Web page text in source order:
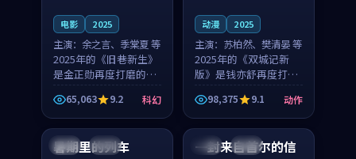
电影 2025
主演： 余之言、季棠夏 等
2025年的《旧巷新生》
是金正勋再度打磨的科
幻佳作。英国的取景与
雨夜物语的氛围相互成
就，余之言与季棠夏的
对手戏自然克制，让整
部影片在悬念与温度
65,063 9.2 科幻
动漫 2025
主演： 苏柏然、樊清晏 等
2025年的《双城记新
版》是钱亦舒再度打磨
的动作佳作。中国大陆
的取景与沙漠探险的氛
围相互成就，苏柏然与
樊清晏的对手戏自然克
制，让整部影片在悬念
98,375 9.1 动作
中国 杜比
暑期里的列车 韩国 热播
一封来自首尔的信